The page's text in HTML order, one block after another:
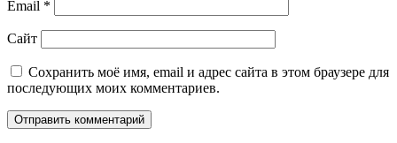
Email *
Сайт
Сохранить моё имя, email и адрес сайта в этом браузере для
последующих моих комментариев.